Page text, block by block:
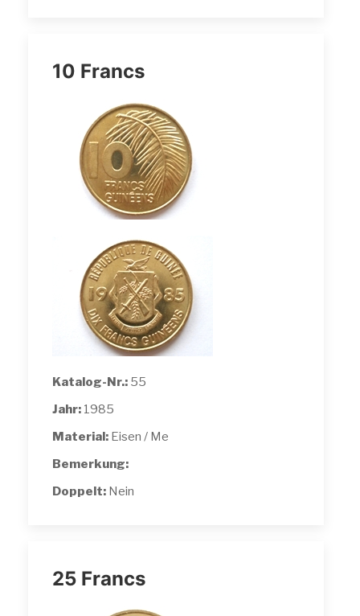
10 Francs
Katalog-Nr.: 55
Jahr: 1985
Material: Eisen / Me
Bemerkung:
Doppelt: Nein
25 Francs